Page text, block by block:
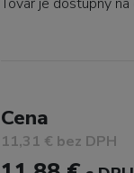
Cena
11,31 € bez DPH